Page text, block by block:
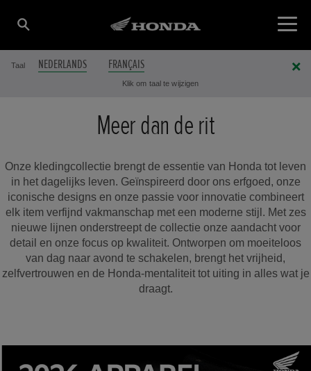
Taal NEDERLANDS FRANÇAIS
Klik om taal te wijzigen
Meer dan de rit
Onze kledingcollectie brengt de essentie van Honda tot leven
in het dagelijks leven. Geïnspireerd door ons erfgoed, onze
iconische designs en onze passie voor innovatie combineert
elk item verfijnd vakmanschap met een moderne stijl. Met zes
nieuwe lijnen onderstreept de collectie onze aandacht voor
detail en onze focus op kwaliteit. Ontworpen om moeiteloos
van dag naar avond te schakelen, brengt het vrijheid,
zelfvertrouwen en de Honda-mentaliteit tot uiting in alles wat je
draagt.